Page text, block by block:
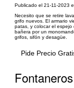
Publicado el 21-11-2023
Necesito que se retire
grifo nuevos. El armario
patas, y colocar el espejo
bañera por un
grifos, sifón y desagüe.
Pide Precio